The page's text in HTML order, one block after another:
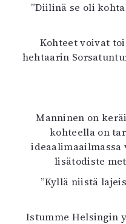
”Diilinä se oli
Kohteet voivat
hehtaarin
Manninen on
kohteella on
lisätodiste
”Kyllä niistä
Istumme Helsingin